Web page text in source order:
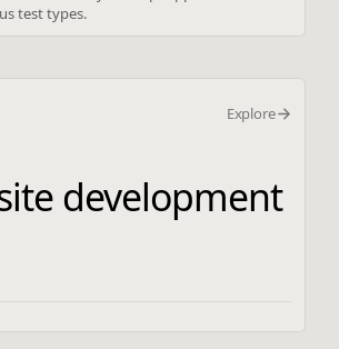
test types.
Explore
development